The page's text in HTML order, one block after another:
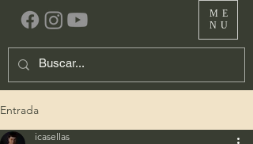
ME
NU
Entrada
icasellas